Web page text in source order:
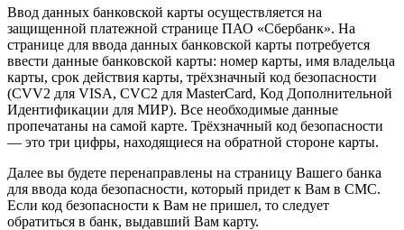
Ввод данных банковской карты осуществляется на
защищенной платежной странице ПАО «Сбербанк». На
странице для ввода данных банковской карты потребуется
ввести данные банковской карты: номер карты, имя владельца
карты, срок действия карты, трёхзначный код безопасности
(CVV2 для VISA, CVC2 для MasterCard, Код Дополнительной
Идентификации для МИР). Все необходимые данные
пропечатаны на самой карте. Трёхзначный код безопасности
— это три цифры, находящиеся на обратной стороне карты.
Далее вы будете перенаправлены на страницу Вашего банка
для ввода кода безопасности, который придет к Вам в СМС.
Если код безопасности к Вам не пришел, то следует
обратиться в банк, выдавший Вам карту.